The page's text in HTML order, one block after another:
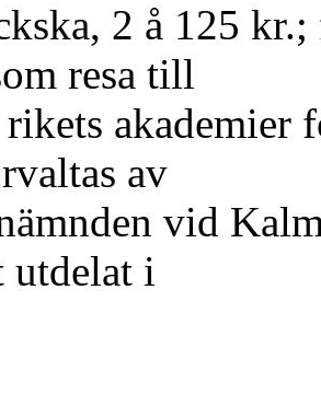
2 å 125
resa till
akademier
av
vid
utdelat i